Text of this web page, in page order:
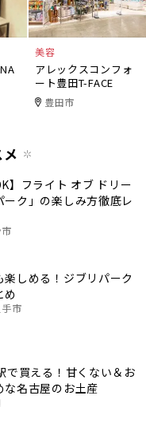
美容
アレックスコンフォ
ート豊田T-FACE
豊田市
】フライト オブ ドリー
ーク」の楽しみ方徹底レ
しめる！ジブリパーク
め
市
で買える！甘くない＆お
な名古屋のお土産